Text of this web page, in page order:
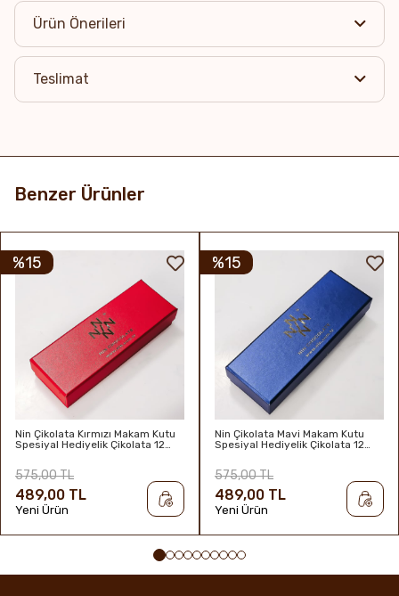
Ürün Önerileri
Teslimat
Benzer Ürünler
Nin Çikolata Kırmızı Makam Kutu
Spesiyal Hediyelik Çikolata 12
489,00 TL
575,00 TL
Yeni Ürün
%15
Nin Çikolata Mavi Makam Kutu
Spesiyal Hediyelik Çikolata 12
489,00 TL
575,00 TL
Yeni Ürün
%15